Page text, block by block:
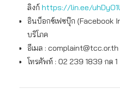
ลิงก์ https://lin.ee/
อินบ็อกซ์เฟซบุ๊ก (Facebook
บริโภค
อีเมล : complaint@tcc.or.th
โทรศัพท์ : 02 239 1839 กด 1